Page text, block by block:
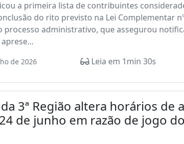
a primeira lista de contribuintes
do rito previsto na Lei Complementar
administrativo, que assegurou
de 2026 Leia em 1min 30s
3ª Região altera horários de
de junho em razão de jogo